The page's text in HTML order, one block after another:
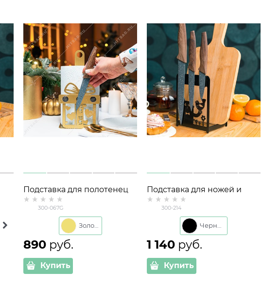
Подставка для полотенец
300-067 с магнитным
держателем ножей
300-067G
Золото
890 руб.
Купить
Подставка для ножей и
разделочных досок
300-214
Черный
1 140 руб.
Купить